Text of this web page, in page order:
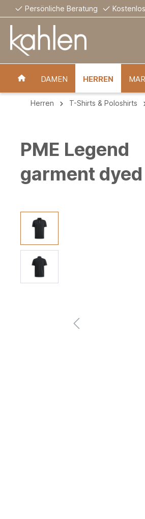
Persönliche Beratung
DAMEN HERREN
Herren T-Shirts & Poloshirts
PME Legend
garment